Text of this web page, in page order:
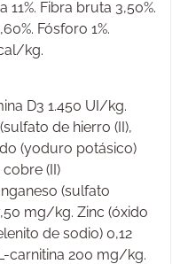
Fibra bruta 3,50%.
Fósforo 1%.
kg.
D3 1.450 UI/kg.
de hierro (II),
(yoduro potásico)
(II)
(sulfato
mg/kg. Zinc (óxido
de sodio) 0,12
carnitina 200 mg/kg.